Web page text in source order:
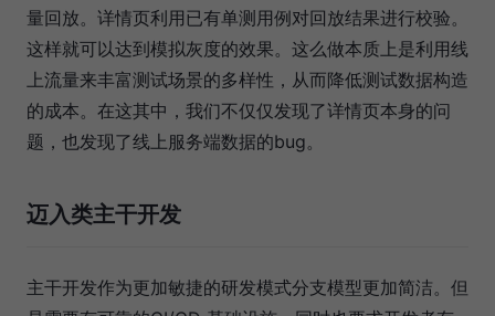
量回放。详情页利用已有单测用例对回放结果进行校验。
这样就可以达到模拟灰度的效果。这么做本质上是利用线
上流量来丰富测试场景的多样性，从而降低测试数据构造
的成本。在这其中，我们不仅仅发现了详情页本身的问
题，也发现了线上服务端数据的bug。
迈入类主干开发
主干开发作为更加敏捷的研发模式分支模型更加简洁。但